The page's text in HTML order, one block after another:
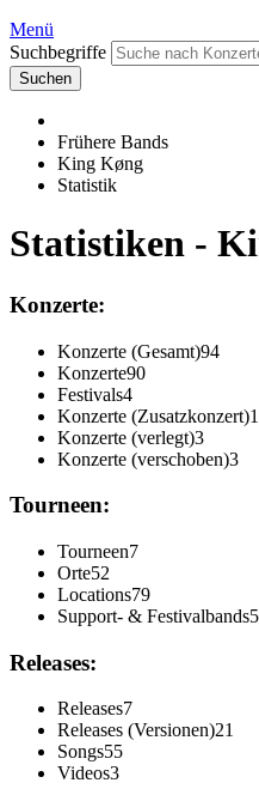
Menü
Suchbegriffe
Suchen
Frühere Bands
King Køng
Statistik
Statistiken -
Konzerte:
Konzerte (Gesamt)94
Konzerte90
Festivals4
Konzerte (Zusatzkonzert)1
Konzerte (verlegt)3
Konzerte (verschoben)3
Tourneen:
Tourneen7
Orte52
Locations79
Support- & Festivalbands
Releases:
Releases7
Releases (Versionen)21
Songs55
Videos3